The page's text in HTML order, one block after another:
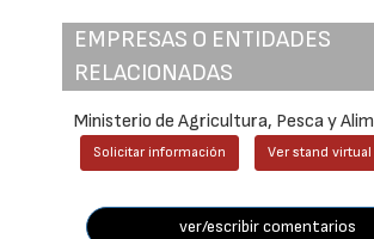
EMPRESAS O ENTIDADES
RELACIONADAS
Ministerio de Agricultura, Pesca y
Solicitar información Ver stand virtual
ver/escribir comentarios